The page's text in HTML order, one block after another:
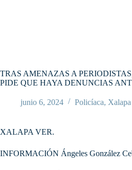
TRAS AMENAZAS A
PIDE QUE HAYA DENUNCIAS
junio 6, 2024 Policíaca, Xalapa
XALAPA VER.
INFORMACIÓN Ángeles González